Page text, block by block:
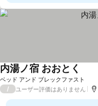
ベッド アンド ブレックファスト
内湯ノ宿 おおとく
/ ユーザー評価はありません